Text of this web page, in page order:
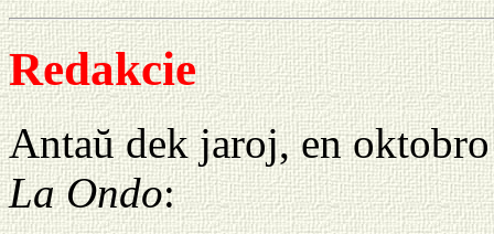
Redakcie
Antaŭ dek jaroj, en
La Ondo: